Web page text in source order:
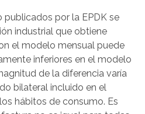
publicados por la EPDK se
industrial que obtiene
el modelo mensual puede
inferiores en el modelo
de la diferencia varía
bilateral incluido en el
hábitos de consumo. Es